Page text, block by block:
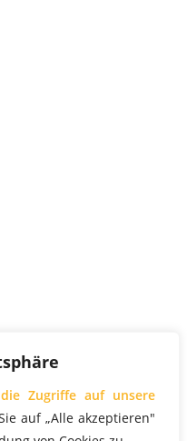
Zugriffe auf unsere
auf „Alle akzeptieren"